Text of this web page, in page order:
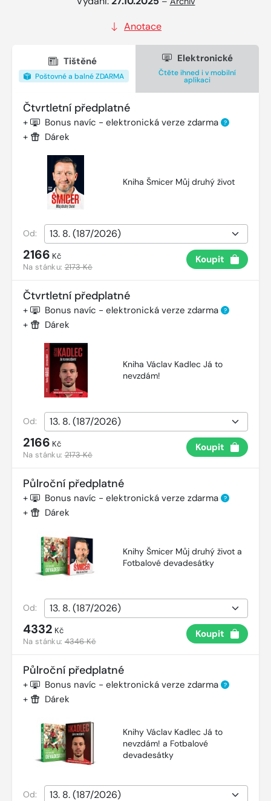
Anotace
Tištěné
Poštovné a balné ZDARMA
Elektronické
Čtěte ihned i v mobilní
aplikaci
Čtvrtletní předplatné
+ Bonus navíc - elektronická verze zdarma ?
+ Dárek
Kniha Šmicer Můj druhý život
Od:
2166 Kč
Na stánku:2173 Kč
Koupit
Čtvrtletní předplatné
+ Bonus navíc - elektronická verze zdarma ?
+ Dárek
Kniha Václav Kadlec Já to
nevzdám!
Od:
2166 Kč
Na stánku:2173 Kč
Koupit
Půlroční předplatné
+ Bonus navíc - elektronická verze zdarma ?
+ Dárek
Knihy Šmicer Můj druhý život a
Fotbalové devadesátky
Od:
4332 Kč
Na stánku:4346 Kč
Koupit
Půlroční předplatné
+ Bonus navíc - elektronická verze zdarma ?
+ Dárek
Knihy Václav Kadlec Já to
nevzdám! a Fotbalové
devadesátky
Od: